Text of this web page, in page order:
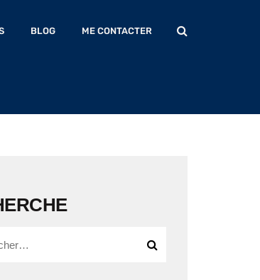
BLOG ME CONTACTER
votre audience.</p>